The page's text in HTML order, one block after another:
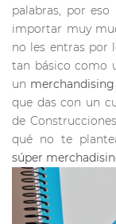
palabras, por eso
importar muy
no les entras por
tan básico como
un merchandising
que das con un
de
qué no te
súper